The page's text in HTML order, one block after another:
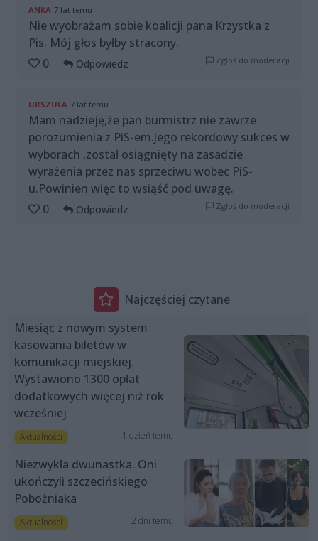
ANKA 7 lat temu
Nie wyobrażam sobie koalicji pana Krzystka z
Pis. Mój głos byłby stracony.
0
Odpowiedz Zgłoś do moderacji
URSZULA 7 lat temu
Mam nadzieję,że pan burmistrz nie zawrze
porozumienia z PiS-em.Jego rekordowy sukces w
wyborach ,został osiągnięty na zasadzie
wyrażenia przez nas sprzeciwu wobec PiS-
u.Powinien więc to wsiąść pod uwagę.
0
Odpowiedz Zgłoś do moderacji
Najczęściej czytane
Miesiąc z nowym system
kasowania biletów w
komunikacji miejskiej.
Wystawiono 1300 opłat
dodatkowych więcej niż rok
wcześniej
Aktualności 1 dzień temu
Niezwykła dwunastka. Oni
ukończyli szczecińskiego
Pobożniaka
Aktualności 2 dni temu